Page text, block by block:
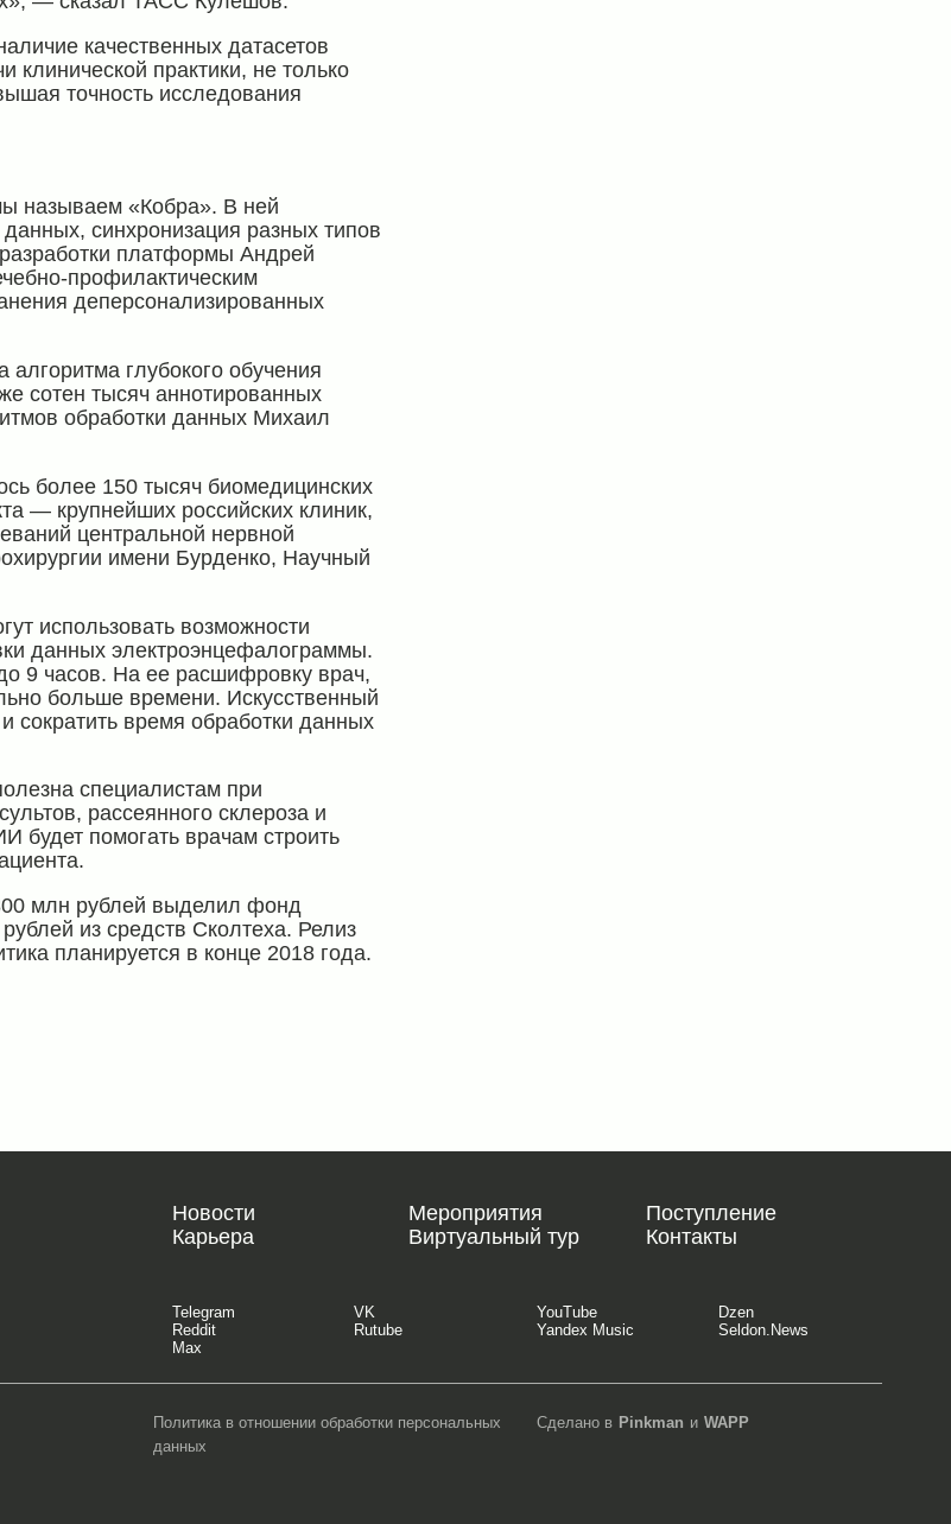
качественных датасетов
клинической практики, не только
точность исследования
называем «Кобра». В ней
синхронизация разных типов
платформы Андрей
профилактическим
деперсонализированных
глубокого обучения
сотен тысяч аннотированных
обработки данных Михаил
более 150 тысяч биомедицинских
— крупнейших российских клиник,
центральной нервной
имени Бурденко, Научный
использовать возможности
данных электроэнцефалограммы.
9 часов. На ее расшифровку врач,
больше времени. Искусственный
сократить время обработки данных
специалистам при
рассеянного склероза и
будет помогать врачам строить
млн рублей выделил фонд
из средств Сколтеха. Релиз
планируется в конце 2018 года.
Новости Мероприятия
Поступление
Карьера
Виртуальный тур Контакты
Telegram VK YouTube
Dzen
Reddit
Rutube Yandex Music
Seldon.News
Max
Политика в отношении обработки персональных
данных
Сделано в Pinkman и WAPP